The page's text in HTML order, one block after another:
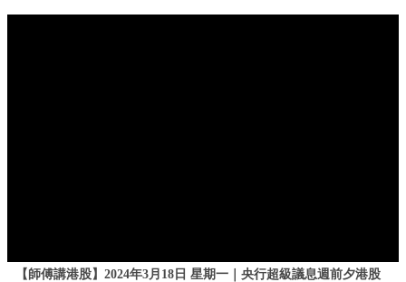
【師傅講港股】2024年3月18日 星期一｜央行超級議息週前夕港股